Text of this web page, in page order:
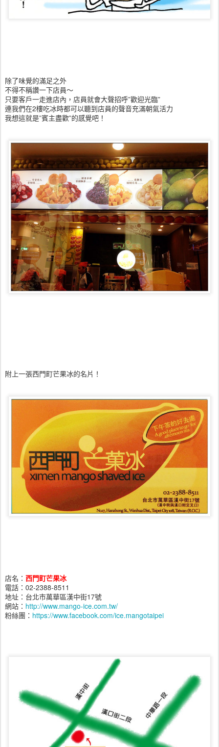
除了味覺的滿足之外
不得不稱讚一下店員～
只要客戶一走進店內，店員就會大聲招呼”歡迎光臨”
連我們在2樓吃冰時都可以聽到店員的聲音充滿朝氣活力
我想這就是”賓主盡歡”的感覺吧！
附上一張西門町芒果冰的名片！
店名： 西門町芒果冰
電話：02-2388-8511
地址：台北市萬華區漢中街17號
網站： http://www.mango-ice.com.tw/
粉絲團： https://www.facebook.com/ice.mangotaipei